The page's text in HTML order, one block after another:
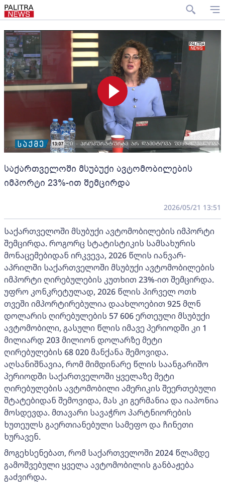
საქართველოში მსუბუქი ავტომობილების
იმპორტი 23%-ით შემცირდა
2026/05/21 13:51
საქართველოში მსუბუქი ავტომობილების იმპორტი
შემცირდა. როგორც სტატისტიკის სამსახურის
მონაცემებიდან ირკვევა, 2026 წლის იანვარ-
აპრილში საქართველოში მსუბუქი ავტომობილების
იმპორტი ღირებულების კუთხით 23%-ით შემცირდა.
უფრო კონკრეტულად, 2026 წლის პირველ ოთხ
თვეში იმპორტირებულია დაახლოებით 925 მლნ
დოლარის ღირებულების 57 606 ერთეული მსუბუქი
ავტომობილი, გასული წლის იმავე პერიოდში კი 1
მილიარდ 203 მილიონ დოლარზე მეტი
ღირებულების 68 020 მანქანა შემოვიდა.
აღსანიშნავია, რომ მიმდინარე წლის საანგარიშო
პერიოდში საქართველოში ყველაზე მეტი
ღირებულების ავტომობილი ამერიკის შეერთებული
შტატებიდან შემოვიდა, მას კი გერმანია და იაპონია
მოსდევდა. მთავარი სავაჭრო პარტნიორების
ხუთეულს გაერთიანებული სამეფო და ჩინეთი
ხურავენ.
მოგეხსენებათ, რომ საქართველოში 2024 წლამდე
გამოშვებული ყველა ავტომობილის განბაჟება
გაძვირდა.